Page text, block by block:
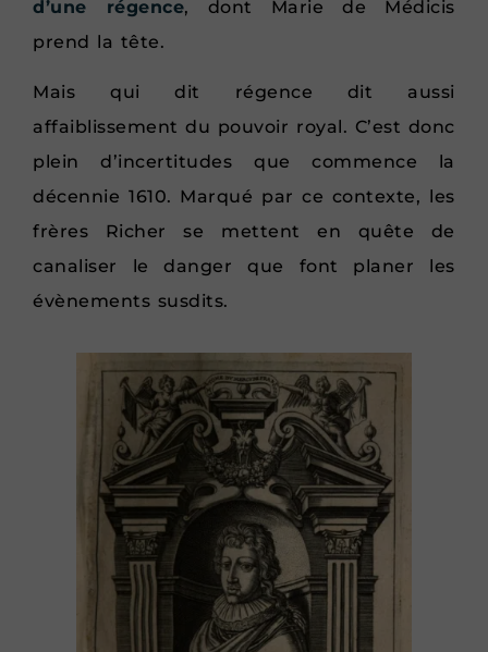
d’une régence, dont Marie de Médicis
prend la tête.
Mais qui dit régence dit aussi
affaiblissement du pouvoir royal. C’est donc
plein d’incertitudes que commence la
décennie 1610. Marqué par ce contexte, les
frères Richer se mettent en quête de
canaliser le danger que font planer les
évènements susdits.